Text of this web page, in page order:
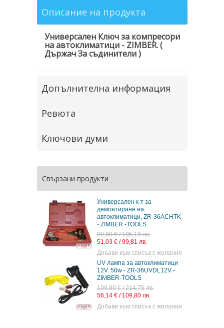
Описание на продукта
Универсален Ключ за компресори
на автоклиматици - ZIMBER.(
Държач За съдинители )
Допълнителна информация
Ревюта
Ключови думи
Свързани продукти
Универсален к-т за
демонтиране на
автоклиматици, ZR-36ACHTK
- ZIMBER -TOOLS
99,80 € / 195,19 лв.
51,03 € / 99,81 лв.
Добави към списък с желания
UV лампа за автоклиматици
12V. 50w - ZR-36UVDL12V -
ZIMBER-TOOLS
109,80 € / 214,75 лв.
56,14 € / 109,80 лв.
Добави към списък с желания